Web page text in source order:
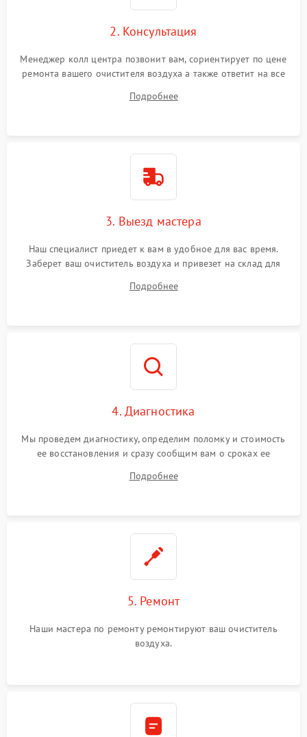
2. Консультация
Менеджер колл центра позвонит вам, сориентирует по цене
ремонта вашего очистителя воздуха а также ответит на все
Подробнее
3. Выезд мастера
Наш специалист приедет к вам в удобное для вас время.
Заберет ваш очиститель воздуха и привезет на склад для
Подробнее
4. Диагностика
Мы проведем диагностику, определим поломку и стоимость
ее восстановления и сразу сообщим вам о сроках ее
Подробнее
5. Ремонт
Наши мастера по ремонту ремонтируют ваш очиститель
воздуха.